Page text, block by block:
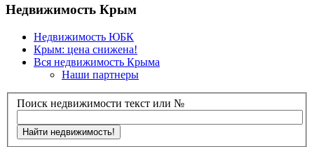
Недвижимость Крым
Недвижимость ЮБК
Крым: цена снижена!
Вся недвижимость Крыма
Наши партнеры
Поиск недвижимости текст или №